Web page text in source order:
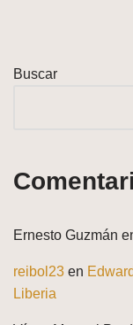
Buscar
Ernesto Guzmán
reibol23 en
Liberia